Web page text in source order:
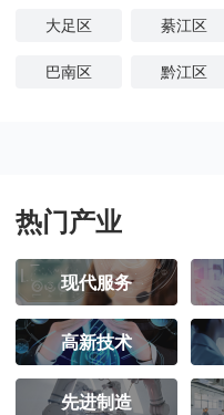
大足区 綦江区
巴南区 黔江区
丰都县
忠县 开州区
奉节县 巫山县
石柱土家族自
治县
秀山土家族苗
族自治县
彭水苗族土家
江津区
热门产业
现代服务
高新技术
先进制造